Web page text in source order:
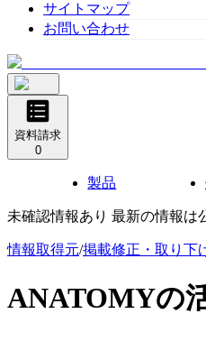
サイトマップ
お問い合わせ
資料請求
0
製品
未確認情報あり 最新の情報は
情報取得元/掲載修正・取り下
ANATOMYの